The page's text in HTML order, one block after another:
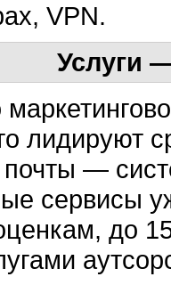
VPN.
Услуги
лидируют
почты —
сервисы
до